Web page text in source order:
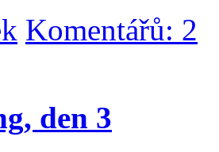
Komentářů: 2
den 3